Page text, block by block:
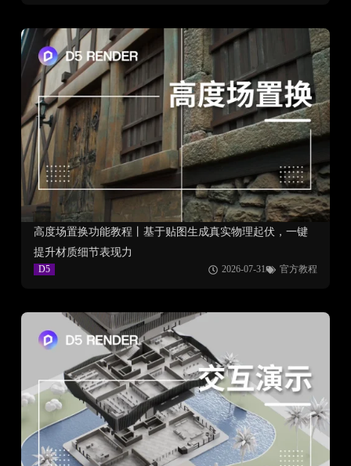
高度场置换功能教程丨基于贴图生成真实物理起伏，一键
提升材质细节表现力
D5 2026-07-31 官方教程